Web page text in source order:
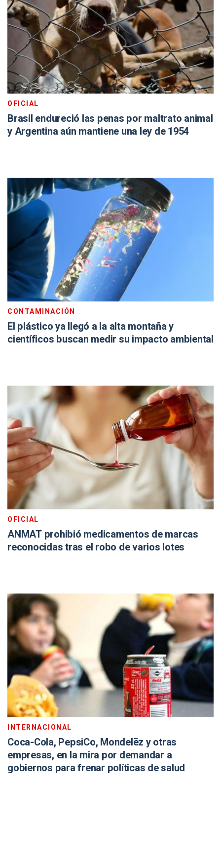
OFICIAL
Brasil endureció las penas por maltrato animal
y Argentina aún mantiene una ley de 1954
CONTAMINACIÓN
El plástico ya llegó a la alta montaña y
científicos buscan medir su impacto ambiental
OFICIAL
ANMAT prohibió medicamentos de marcas
reconocidas tras el robo de varios lotes
INTERNACIONAL
Coca-Cola, PepsiCo, Mondelēz y otras
empresas, en la mira por demandar a
gobiernos para frenar políticas de salud